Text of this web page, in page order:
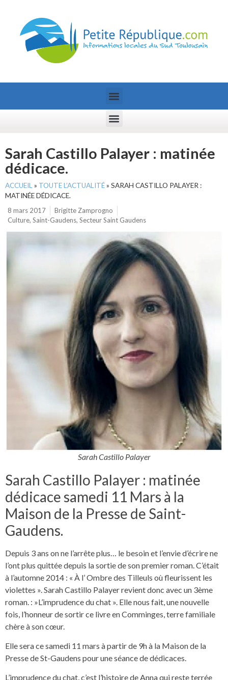
Sarah Castillo Palayer : matinée
dédicace.
ACCUEIL » TOUTE L’ACTUALITÉ» SARAH CASTILLO PALAYER :
MATINÉE DÉDICACE.
8 mars 2017
Brigitte Zamprogno
Culture, Saint-Gaudens, Secteur Saint Gaudens
Sarah Castillo Palayer
Sarah Castillo Palayer : matinée
dédicace samedi 11 Mars à la
Maison de la Presse de Saint-
Gaudens.
Depuis 3 ans on ne l’arrête plus… le besoin et l’envie d’écrire ne
l’ont plus quittée depuis la sortie de son premier roman. C’était
à l’automne 2014 : « À l’ Ombre des Tilleuls où fleurissent les
violettes ». Sarah Castillo Palayer revient donc avec un 3ème
roman. : »L’imprudence du chat ». Elle nous fait, une nouvelle
fois, l’honneur de sortir ce livre en Comminges, terre familiale
chère à son cœur.
Elle sera ce samedi 11 mars à partir de 9h à la Maison de la
Presse de St-Gaudens pour une séance de dédicaces.
L’imprudence du chat, c’est l’histoire de Anna qui reste terrée